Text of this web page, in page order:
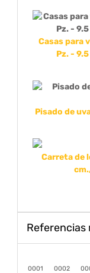
Casas para
Pz. -
Pisado de
Carreta de
Referencias
0001 0002